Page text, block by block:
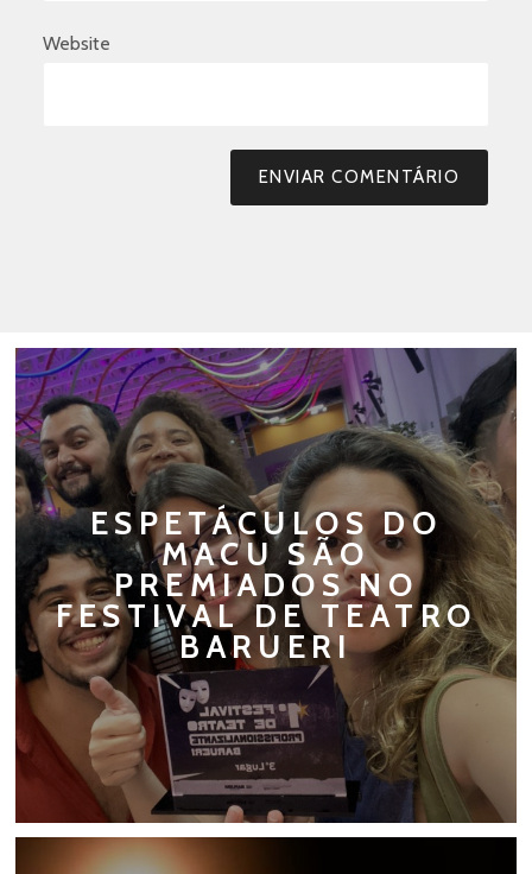
Website
ESPETÁCULOS DO
MACU SÃO
PREMIADOS NO
FESTIVAL DE TEATRO
BARUERI